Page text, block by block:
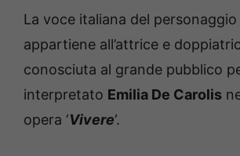
La voce italiana del personaggio
appartiene all’attrice e
conosciuta al grande pubblico
interpretato Emilia De Carolis
opera ‘Vivere‘.